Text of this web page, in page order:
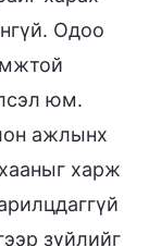
Одоо
юм.
ажлынх
харж
зүйлийг